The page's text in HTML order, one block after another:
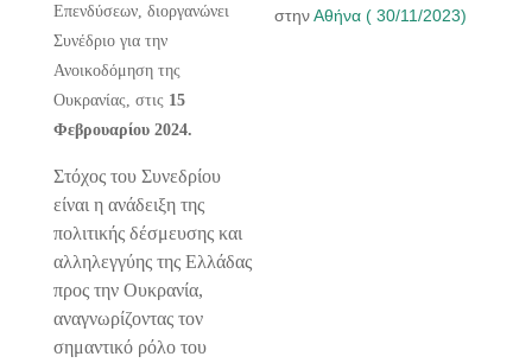
Επενδύσεων, διοργανώνει
Συνέδριο για την
Ανοικοδόμηση της
Ουκρανίας, στις 15
Φεβρουαρίου 2024.
Στόχος του Συνεδρίου
είναι η ανάδειξη της
πολιτικής δέσμευσης και
αλληλεγγύης της Ελλάδας
προς την Ουκρανία,
αναγνωρίζοντας τον
σημαντικό ρόλο του
στηνΑθήνα ( 30/11/2023)